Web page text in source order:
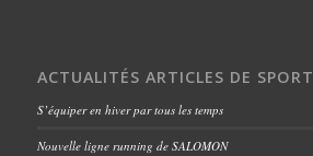
ACTUALITÉS ARTICLES DE SPORT
S’équiper en hiver par tous les temps
Nouvelle ligne running de SALOMON